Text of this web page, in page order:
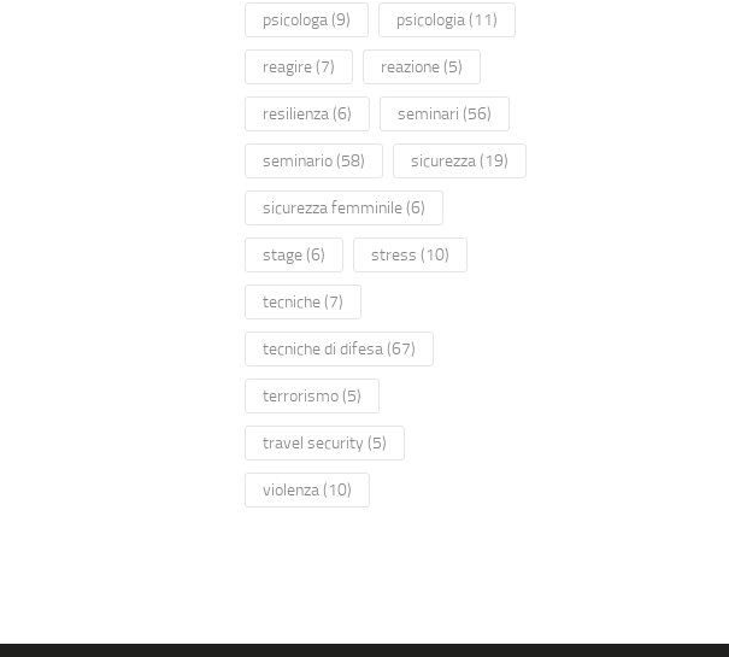
psicologa (9) psicologia (11)
reagire(7) reazione(5)
resilienza (6) seminari (56)
seminario(58) sicurezza (19)
sicurezza femminile(6)
stage(6) stress (10)
tecniche(7)
tecniche di difesa (67)
terrorismo(5)
travel security (5)
violenza (10)